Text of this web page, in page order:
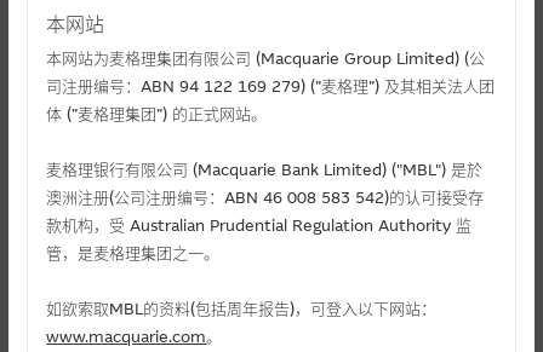
选股攻略
中资股票专页
会员专区
关於我们
卖出价*
3.440
最後更新时间: 07-08-2026 16:20 (十五分钟延迟)
相关认股证/牛熊证
认购 认沽 牛证 熊证
本网站
本网站为麦格理集团有限公司 (Macquarie Group Limited) (公
司注册编号：ABN 94 122 169 279) (”麦格理”) 及其相关法人团
体 (”麦格理集团”) 的正式网站。
麦格理银行有限公司 (Macquarie Bank Limited) ("MBL") 是於
澳洲注册(公司注册编号：ABN 46 008 583 542)的认可接受存
款机构，受 Australian Prudential Regulation Authority 监
管，是麦格理集团之一。
如欲索取MBL的资料(包括周年报告)，可登入以下网站：
www.macquarie.com。